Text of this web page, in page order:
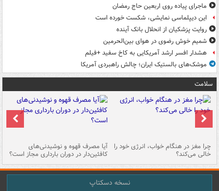
ماجرای پیاده روی اربعین حاج رمضان
این دیپلماسی نمایشی، شکست خورده است
روایت پزشکیان از انحلال بانک آینده
شمیم خوش رضوی در هوای بین‌الحرمین
هشدار افسر ارشد آمریکایی به کاخ سفید +فیلم
موشک‌های بالستیک ایران؛ چالش راهبردی آمریکا
سلامت
چرا مغز در هنگام خواب، انرژی خود را
خالی می‌کند؟
آیا مصرف قهوه و نوشیدنی‌های
کافئین‌دار در دوران بارداری مجاز است؟
نسخه دسکتاپ